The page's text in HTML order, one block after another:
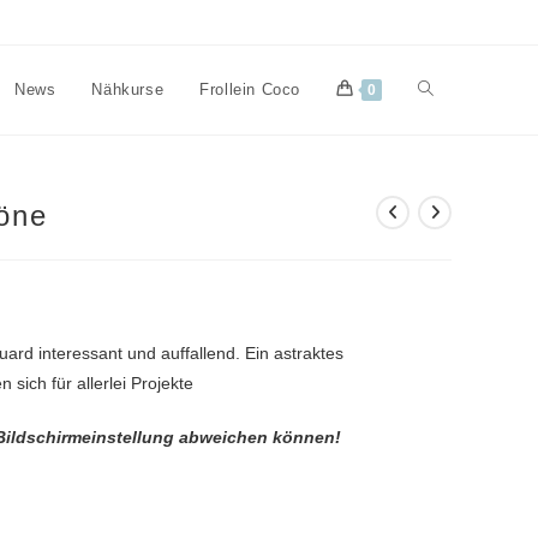
News Nähkurse Frollein Coco 0 Website-
interessant und auffallend. Ein astraktes
sich für allerlei Projekte
abweichen können!